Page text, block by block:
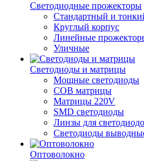
Светодиодные прожекторы
Стандартный и
Круглый корпус
Линейные
Уличные
Светодиоды и матрицы
Мощные светодиоды
COB матрицы
Матрицы 220V
SMD светодиоды
Линзы для
Светодиоды
Оптоволокно